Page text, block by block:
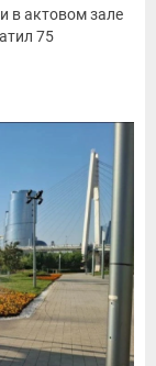
в актовом зале
75